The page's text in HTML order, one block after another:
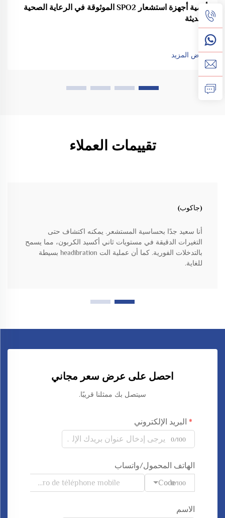
أهمية أجهزة استشعار SPO2 الموثوقة في الرعاية الصحية
الحديثة
عرض المزيد
تقييمات العملاء
(جاكوب)
أنا سعيد جدًا بحساسية المستشعر. يمكنه اكتشاف حتى
التغيرات الدقيقة في مستويات ثاني أكسيد الكربون، مما يسمح
بالتدخلات الفورية. كما أن عملية الت headibration بسيطة
للغاية.
احصل على عرض سعر مجاني
سيتصل بك ممثلنا قريبًا.
البريد الإلكتروني
0/100
الهاتف المحمول/واتساب
Code0/100
الاسم